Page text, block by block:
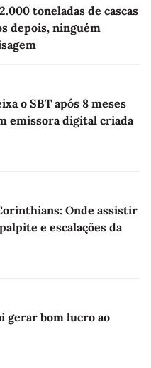
toneladas de cascas
depois, ninguém
o SBT após 8 meses
emissora digital criada
Onde assistir
e escalações da
gerar bom lucro ao